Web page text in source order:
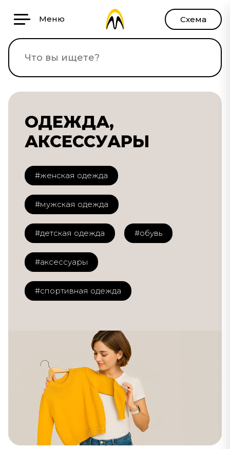
Меню Схема
ОДЕЖДА,
АКСЕССУАРЫ
#женская одежда
#мужская одежда
#детская одежда #обувь
#аксессуары
#спортивная одежда